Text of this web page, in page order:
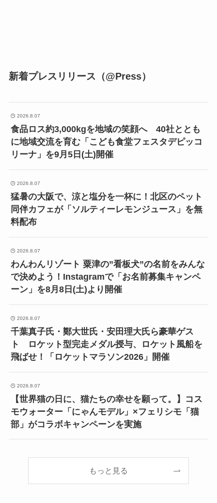
新着プレスリリース（@Press）
2026.8.07
食品ロス約3,000kgを地域の笑顔へ 40社ととも
に地域交流を育む「こども食堂フェスタデピッコ
リーナ」を9月5日(土)開催
2026.8.07
猛暑の大阪で、涼と塩分を一杯に！北区のペット
同伴カフェが「ソルティーレモンジュース」を無
料配布
2026.8.07
わんわんリゾート 粟津の”看板犬”の名前をみんな
で決めよう！Instagramで「お名前募集キャンペ
ーン」を8月8日(土)より開催
2026.8.07
千葉真子氏・鄭大世氏・安田理大氏ら豪華ゲス
ト ロケット型完走メダル授与、ロケット風船を
飛ばせ！「ロケットマラソン2026」開催
2026.8.07
【世界猫の日に、猫たちの幸せを願って。】コス
モウォーター「にゃんモデル」×フェリシモ「猫
部」がコラボキャンペーンを実施
もっと見る